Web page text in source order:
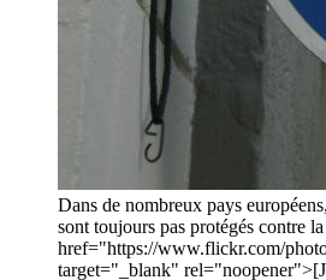
Dans de nombreux pays
sont toujours pas protégés contre
href="https://www.flickr.com/
target="_blank"